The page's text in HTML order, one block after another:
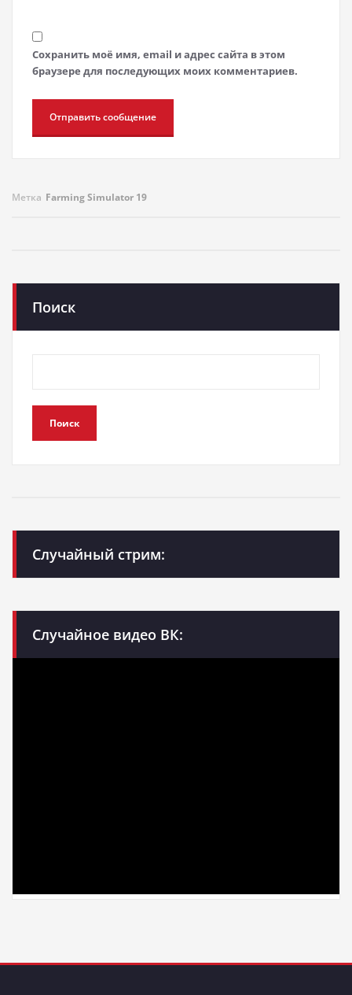
Сохранить моё имя, email и адрес сайта в этом
браузере для последующих моих комментариев.
Метка Farming Simulator 19
Поиск
Поиск
Случайный стрим:
Случайное видео ВК: